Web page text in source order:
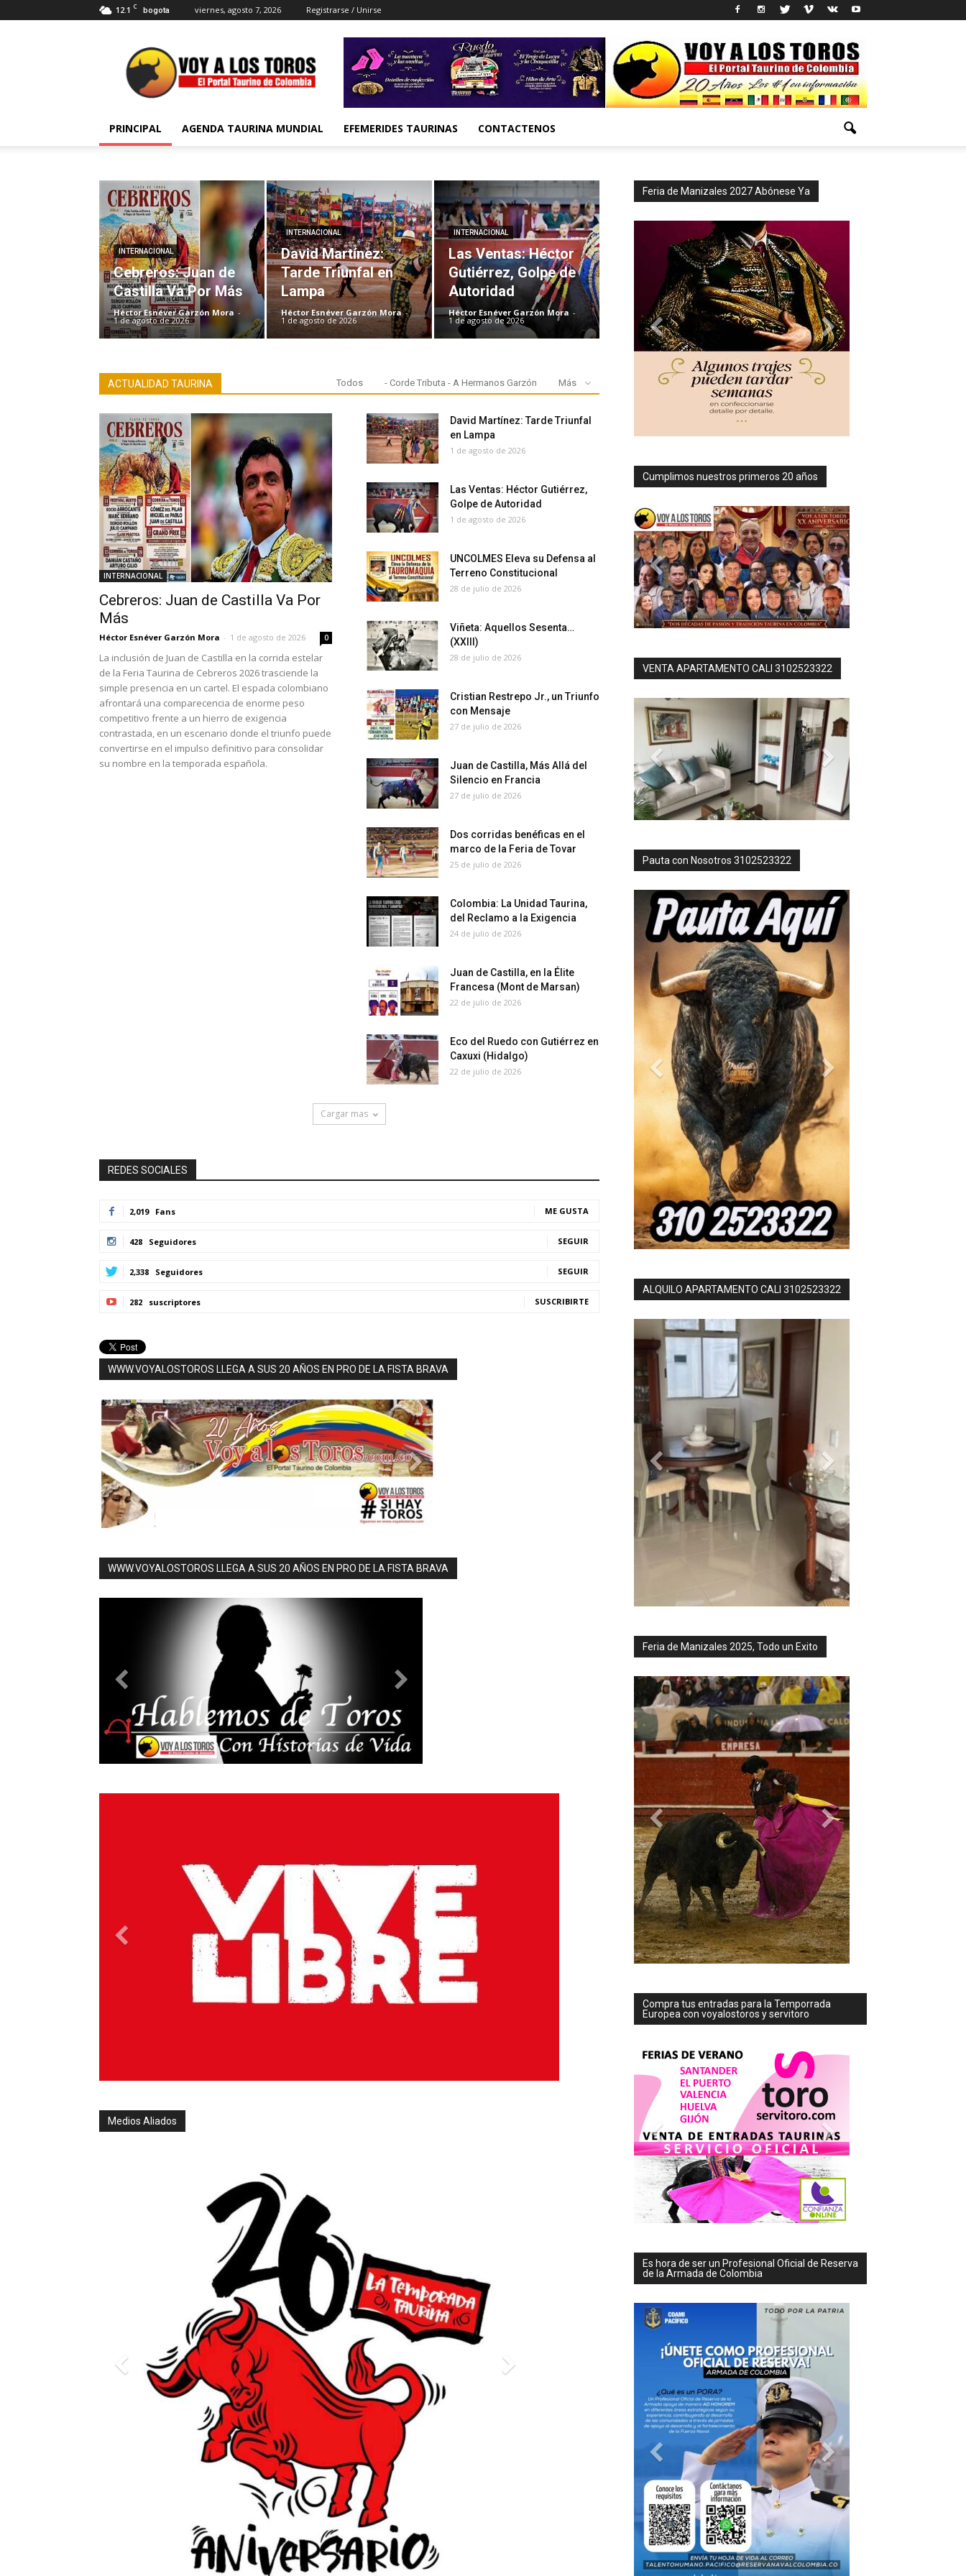
12.1 C bogota viernes, agosto 7, 2026 Registrarse / Unirse
Voy
a
Los
Toros
PRINCIPAL AGENDA TAURINA MUNDIAL EFEMERIDES TAURINAS CONTACTENOS
INTERNACIONAL
Cebreros: Juan de
Castilla Va Por Más
Héctor Esnéver Garzón Mora -
1 de agosto de 2026
INTERNACIONAL
David Martínez:
Tarde Triunfal en
Lampa
Héctor Esnéver Garzón Mora -
1 de agosto de 2026
INTERNACIONAL
Las Ventas: Héctor
Gutiérrez, Golpe de
Autoridad
Héctor Esnéver Garzón Mora -
1 de agosto de 2026
ACTUALIDAD TAURINA Todos - Corde Tributa - A Hermanos Garzón Más
INTERNACIONAL
Cebreros: Juan de Castilla Va Por
Más
Héctor Esnéver Garzón Mora - 1 de agosto de 2026 0
La inclusión de Juan de Castilla en la corrida estelar
de la Feria Taurina de Cebreros 2026 trasciende la
simple presencia en un cartel. El espada colombiano
afrontará una comparecencia de enorme peso
competitivo frente a un hierro de exigencia
contrastada, en un escenario donde el triunfo puede
convertirse en el impulso definitivo para consolidar
su nombre en la temporada española.
David Martínez: Tarde Triunfal
en Lampa
1 de agosto de 2026
Las Ventas: Héctor Gutiérrez,
Golpe de Autoridad
1 de agosto de 2026
UNCOLMES Eleva su Defensa al
Terreno Constitucional
28 de julio de 2026
Viñeta: Aquellos Sesenta…
(XXIII)
28 de julio de 2026
Cristian Restrepo Jr., un Triunfo
con Mensaje
27 de julio de 2026
Juan de Castilla, Más Allá del
Silencio en Francia
27 de julio de 2026
Dos corridas benéficas en el
marco de la Feria de Tovar
25 de julio de 2026
Colombia: La Unidad Taurina,
del Reclamo a la Exigencia
24 de julio de 2026
Juan de Castilla, en la Élite
Francesa (Mont de Marsan)
22 de julio de 2026
Eco del Ruedo con Gutiérrez en
Caxuxi (Hidalgo)
22 de julio de 2026
Cargar mas
REDES SOCIALES
2,019 Fans ME GUSTA
428 Seguidores SEGUIR
2,338 Seguidores SEGUIR
282 suscriptores SUSCRIBIRTE
WWW.VOYALOSTOROS LLEGA A SUS 20 AÑOS EN PRO DE LA FISTA BRAVA
WWW.VOYALOSTOROS LLEGA A SUS 20 AÑOS EN PRO DE LA FISTA BRAVA
Medios Aliados
Feria de Manizales 2027 Abónese Ya
Cumplimos nuestros primeros 20 años
VENTA APARTAMENTO CALI 3102523322
Pauta con Nosotros 3102523322
ALQUILO APARTAMENTO CALI 3102523322
Feria de Manizales 2025, Todo un Exito
Compra tus entradas para la Temporrada
Europea con voyalostoros y servitoro
Es hora de ser un Profesional Oficial de Reserva
de la Armada de Colombia